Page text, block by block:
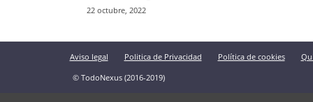
22 octubre, 2022
Aviso legal Politica de Privacidad Política de cookies
© TodoNexus (2016-2019)